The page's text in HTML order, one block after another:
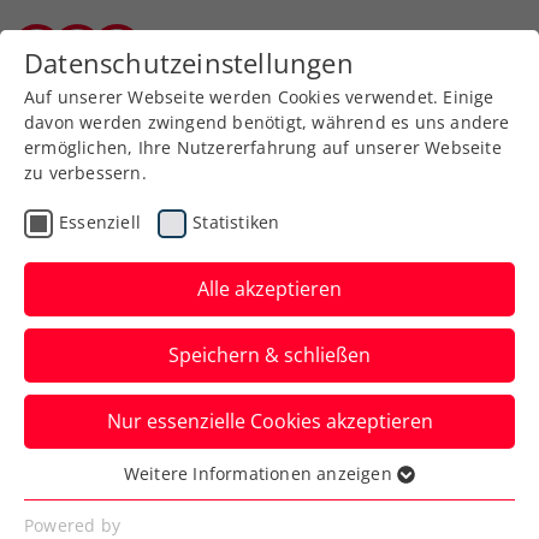
Zurück zur Newsübersicht
Turniere
Erste Bank Open:
Farewell-Party für Thiem
– Sieg, Ehrung und
Konfettiregen
5000 Zuschauer:innen lassen das ÖTV-Ass
vorm letzten ATP-Turnierstart in Wien
nochmal hochleben.
Datenschutzeinstellungen
Auf unserer Webseite werden Cookies verwendet. Einige
davon werden zwingend benötigt, während es uns andere
ermöglichen, Ihre Nutzererfahrung auf unserer Webseite
zu verbessern.
Essenziell Statistiken
Alle akzeptieren
Speichern & schließen
Nur essenzielle Cookies akzeptieren
Essenziell
Essenzielle Cookies werden für grundlegende
Weitere Informationen anzeigen
Powered by